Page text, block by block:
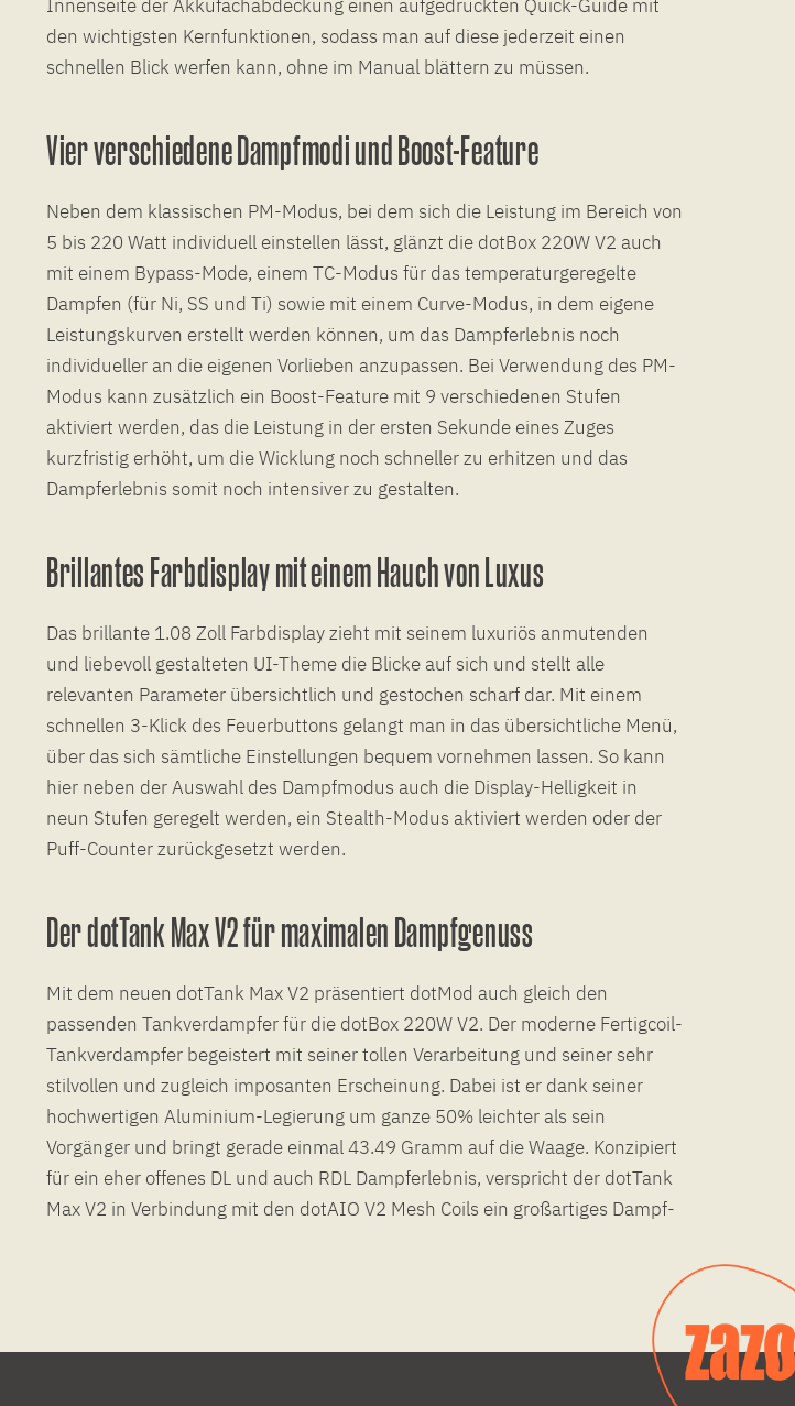
Innenseite der Akkufachabdeckung einen aufgedruckten Quick-Guide mit
den wichtigsten Kernfunktionen, sodass man auf diese jederzeit einen
schnellen Blick werfen kann, ohne im Manual blättern zu müssen.
Vier verschiedene Dampfmodi und Boost-Feature
Neben dem klassischen PM-Modus, bei dem sich die Leistung im Bereich von
5 bis 220 Watt individuell einstellen lässt, glänzt die dotBox 220W V2 auch
mit einem Bypass-Mode, einem TC-Modus für das temperaturgeregelte
Dampfen (für Ni, SS und Ti) sowie mit einem Curve-Modus, in dem eigene
Leistungskurven erstellt werden können, um das Dampferlebnis noch
individueller an die eigenen Vorlieben anzupassen. Bei Verwendung des PM-
Modus kann zusätzlich ein Boost-Feature mit 9 verschiedenen Stufen
aktiviert werden, das die Leistung in der ersten Sekunde eines Zuges
kurzfristig erhöht, um die Wicklung noch schneller zu erhitzen und das
Dampferlebnis somit noch intensiver zu gestalten.
Brillantes Farbdisplay mit einem Hauch von Luxus
Das brillante 1.08 Zoll Farbdisplay zieht mit seinem luxuriös anmutenden
und liebevoll gestalteten UI-Theme die Blicke auf sich und stellt alle
relevanten Parameter übersichtlich und gestochen scharf dar. Mit einem
schnellen 3-Klick des Feuerbuttons gelangt man in das übersichtliche Menü,
über das sich sämtliche Einstellungen bequem vornehmen lassen. So kann
hier neben der Auswahl des Dampfmodus auch die Display-Helligkeit in
neun Stufen geregelt werden, ein Stealth-Modus aktiviert werden oder der
Puff-Counter zurückgesetzt werden.
Der dotTank Max V2 für maximalen Dampfgenuss
Mit dem neuen dotTank Max V2 präsentiert dotMod auch gleich den
passenden Tankverdampfer für die dotBox 220W V2. Der moderne Fertigcoil-
Tankverdampfer begeistert mit seiner tollen Verarbeitung und seiner sehr
stilvollen und zugleich imposanten Erscheinung. Dabei ist er dank seiner
hochwertigen Aluminium-Legierung um ganze 50% leichter als sein
Vorgänger und bringt gerade einmal 43.49 Gramm auf die Waage. Konzipiert
für ein eher offenes DL und auch RDL Dampferlebnis, verspricht der dotTank
Max V2 in Verbindung mit den dotAIO V2 Mesh Coils ein großartiges Dampf-